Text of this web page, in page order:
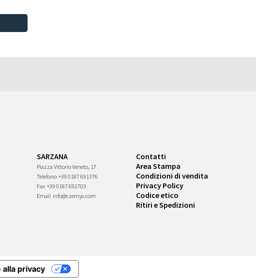
SARZANA
Piazza Vittorio Veneto, 17
Telefono +39 0187 691376
Fax +39 0187 692703
Email info@czernys.com
Contatti
Area Stampa
Condizioni di vendita
Privacy Policy
Codice etico
Ritiri e Spedizioni
privacy